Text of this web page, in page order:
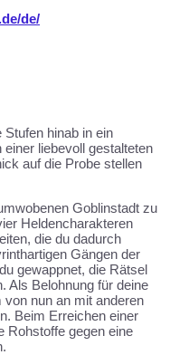
de/
Stufen hinab in ein
liebevoll gestalteten
auf die Probe stellen
Goblinstadt zu
Heldencharakteren
die du dadurch
Gängen der
gewappnet, die Rätsel
Als Belohnung für deine
nun an mit anderen
Beim Erreichen einer
Rohstoffe gegen eine